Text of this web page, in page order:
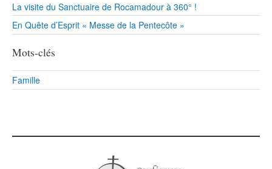
La visite du Sanctuaire de Rocamadour à 360° !
En Quête d’Esprit « Messe de la Pentecôte »
Mots-clés
Famille